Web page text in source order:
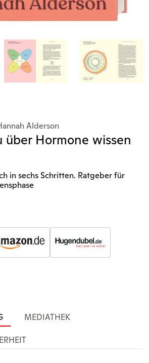
Alderson
über Hormone wissen
in sechs Schritten. Ratgeber für
MEDIATHEK